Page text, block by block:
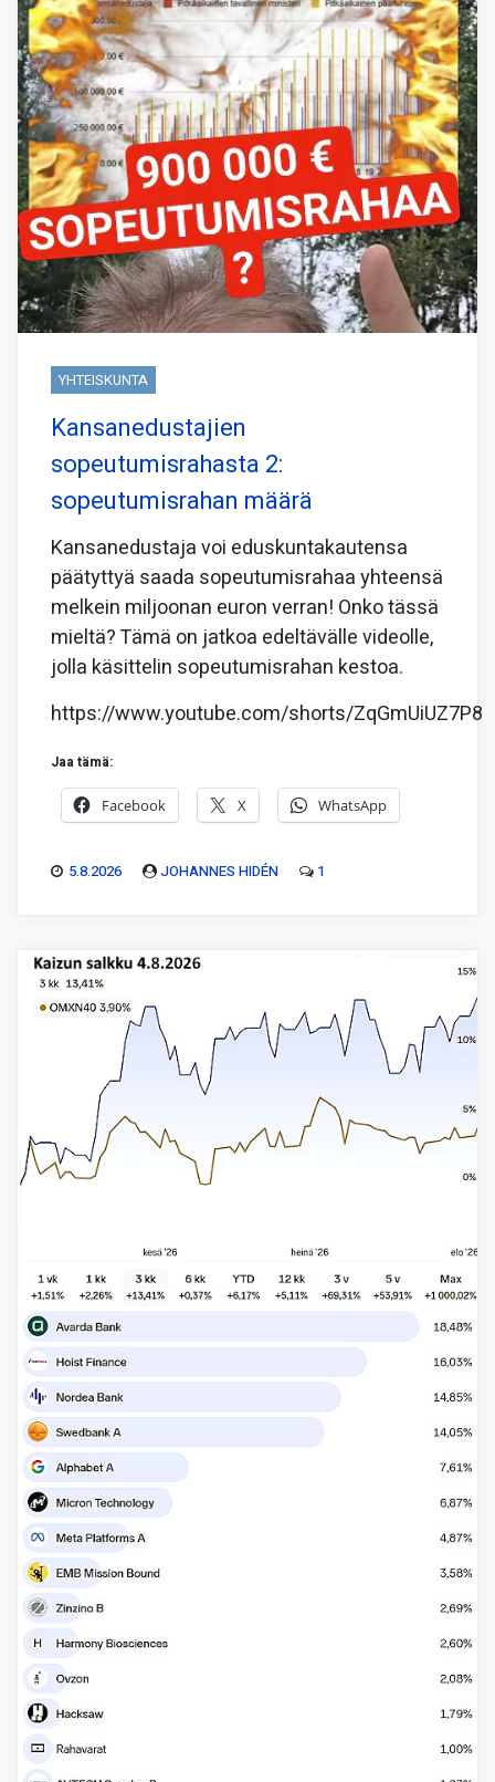
YHTEISKUNTA
Kansanedustajien
sopeutumisrahasta 2:
sopeutumisrahan määrä
Kansanedustaja voi eduskuntakautensa
päätyttyä saada sopeutumisrahaa yhteensä
melkein miljoonan euron verran! Onko tässä
mieltä? Tämä on jatkoa edeltävälle videolle,
jolla käsittelin sopeutumisrahan kestoa.
https://www.youtube.com/shorts/ZqGmUiUZ7P8
Jaa tämä:
Facebook X WhatsApp
5.8.2026 JOHANNES HIDÉN 1